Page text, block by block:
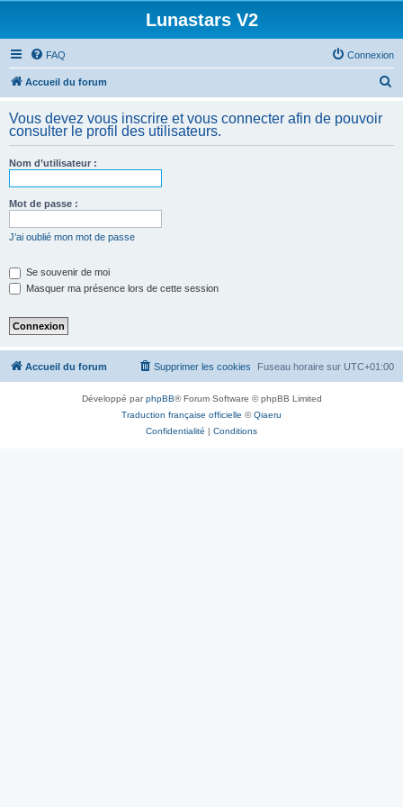
Lunastars V2
FAQ Connexion
Accueil du forum
h
Vous devez vous inscrire et vous connecter afin de pouvoir
consulter le profil des utilisateurs.
Nom d’utilisateur :
Mot de passe :
J’ai oublié mon mot de passe
Se souvenir de moi
Masquer ma présence lors de cette session
Accueil du forum Fuseau horaire sur UTC+01:00
Supprimer les cookies
Développé parphpBB® Forum Software © phpBB Limited
Traduction française officielle ©Qiaeru
Confidentialité | Conditions